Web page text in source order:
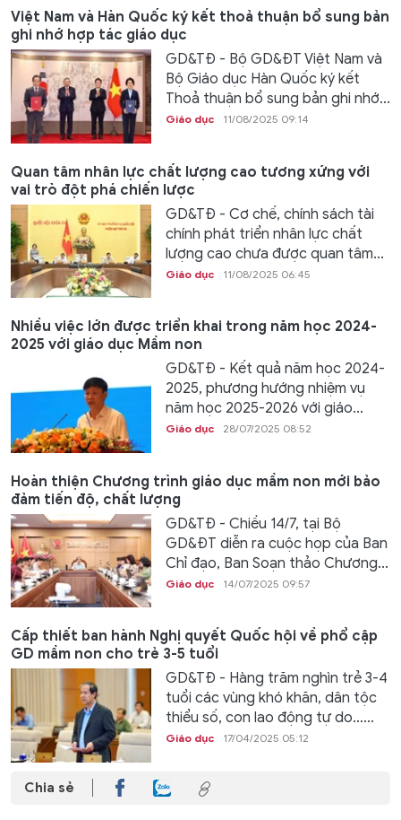
Việt Nam và Hàn Quốc ký kết thoả thuận bổ sung bản
ghi nhớ hợp tác giáo dục
GD&TĐ - Bộ GD&ĐT Việt Nam và
Bộ Giáo dục Hàn Quốc ký kết
Thoả thuận bổ sung bản ghi nhớ...
Giáo dục 11/08/2025 09:14
Quan tâm nhân lực chất lượng cao tương xứng với
vai trò đột phá chiến lược
GD&TĐ - Cơ chế, chính sách tài
chính phát triển nhân lực chất
lượng cao chưa được quan tâm...
Giáo dục 11/08/2025 06:45
Nhiều việc lớn được triển khai trong năm học 2024-
2025 với giáo dục Mầm non
GD&TĐ - Kết quả năm học 2024-
2025, phương hướng nhiệm vụ
năm học 2025-2026 với giáo...
Giáo dục 28/07/2025 08:52
Hoàn thiện Chương trình giáo dục mầm non mới bảo
đảm tiến độ, chất lượng
GD&TĐ - Chiều 14/7, tại Bộ
GD&ĐT diễn ra cuộc họp của Ban
Chỉ đạo, Ban Soạn thảo Chương...
Giáo dục 14/07/2025 09:57
Cấp thiết ban hành Nghị quyết Quốc hội về phổ cập
GD mầm non cho trẻ 3-5 tuổi
GD&TĐ - Hàng trăm nghìn trẻ 3-4
tuổi các vùng khó khăn, dân tộc
thiểu số, con lao động tự do…...
Giáo dục 17/04/2025 05:12
Chia sẻ